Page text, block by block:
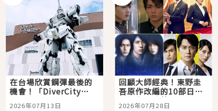
在台場欣賞鋼彈最後的
機會！「DiverCity
Tokyo Plaza」搭船、
2026年07月13日
回顧大師經典！東野圭
吾原作改編的10部日本
影視作品推薦
2026年07月28日